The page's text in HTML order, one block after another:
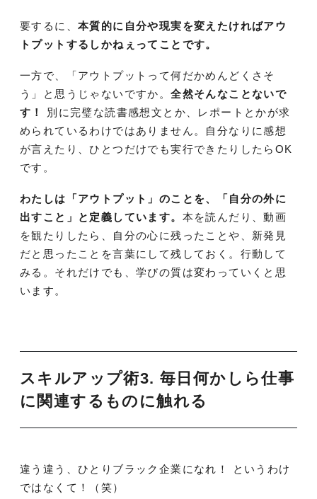
要するに、 本質的に自分や現実を変えたければアウ
トプットするしかねぇってことです。
一方で、「アウトプットって何だかめんどくさそ
う」と思うじゃないですか。全然そんなことないで
す！
別に完璧な読書感想文とか、レポートとかが求
められているわけではありません。自分なりに感想
が言えたり、ひとつだけでも実行できたりしたらOK
です。
わたしは「アウトプット」のことを、「自分の外に
出すこと」と定義しています。 本を読んだり、動画
を観たりしたら、自分の心に残ったことや、新発見
だと思ったことを言葉にして残しておく。行動して
みる。それだけでも、学びの質は変わっていくと思
います。
スキルアップ術3. 毎日何かしら仕事
に関連するものに触れる
違う違う、ひとりブラック企業になれ！ というわけ
ではなくて！（笑）